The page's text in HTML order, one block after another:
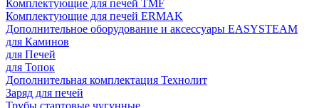
Комплектующие для печей TMF
Комплектующие для печей ERMAK
Дополнительное оборудование и аксессуары EASYSTEAM
для Каминов
для Печей
для Топок
Дополнительная комплектация Технолит
Заряд для печей
Трубы стартовые чугунные